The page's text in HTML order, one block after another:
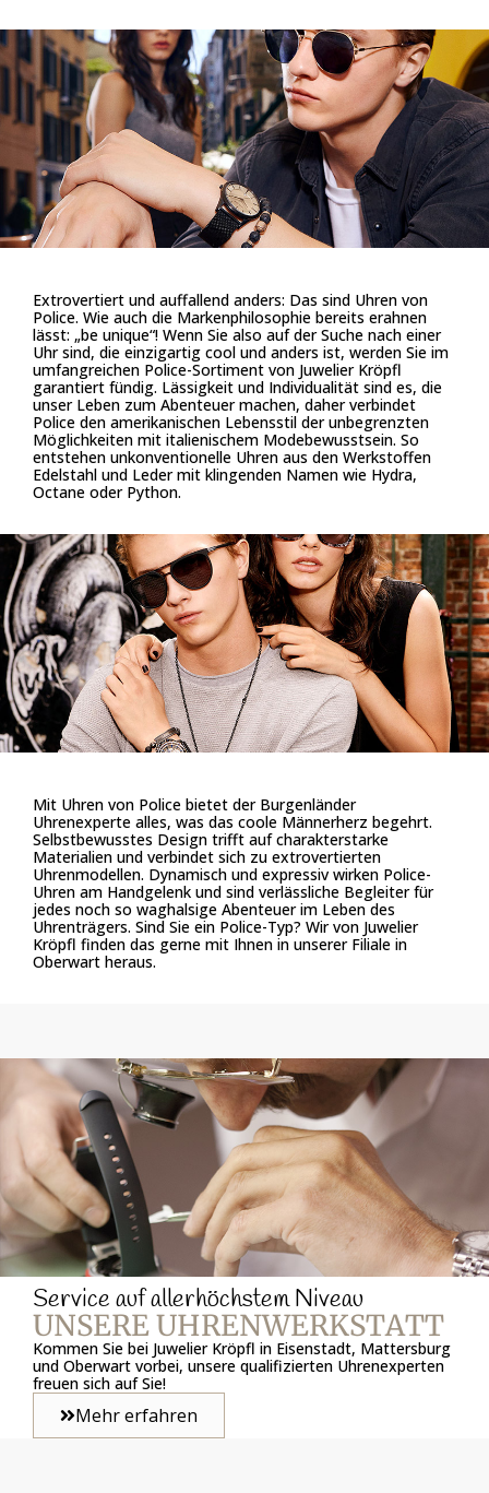
Extrovertiert und auffallend anders: Das sind Uhren von
Police. Wie auch die Markenphilosophie bereits erahnen
lässt: „be unique“! Wenn Sie also auf der Suche nach einer
Uhr sind, die einzigartig cool und anders ist, werden Sie im
umfangreichen Police-Sortiment von Juwelier Kröpfl
garantiert fündig. Lässigkeit und Individualität sind es, die
unser Leben zum Abenteuer machen, daher verbindet
Police den amerikanischen Lebensstil der unbegrenzten
Möglichkeiten mit italienischem Modebewusstsein. So
entstehen unkonventionelle Uhren aus den Werkstoffen
Edelstahl und Leder mit klingenden Namen wie Hydra,
Octane oder Python.
Mit Uhren von Police bietet der Burgenländer
Uhrenexperte alles, was das coole Männerherz begehrt.
Selbstbewusstes Design trifft auf charakterstarke
Materialien und verbindet sich zu extrovertierten
Uhrenmodellen. Dynamisch und expressiv wirken Police-
Uhren am Handgelenk und sind verlässliche Begleiter für
jedes noch so waghalsige Abenteuer im Leben des
Uhrenträgers. Sind Sie ein Police-Typ? Wir von Juwelier
Kröpfl finden das gerne mit Ihnen in unserer Filiale in
Oberwart heraus.
Service auf allerhöchstem Niveau
UNSERE UHRENWERKSTATT
Kommen Sie bei Juwelier Kröpfl in Eisenstadt, Mattersburg
und Oberwart vorbei, unsere qualifizierten Uhrenexperten
freuen sich auf Sie!
Mehr erfahren